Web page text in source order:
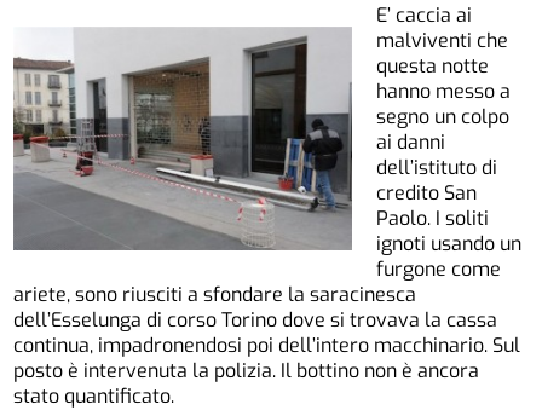
E’ caccia ai
malviventi che
questa notte
hanno messo a
segno un colpo
ai danni
dell’istituto di
credito San
Paolo. I soliti
ignoti usando un
furgone come
ariete, sono riusciti a sfondare la saracinesca
dell’Esselunga di corso Torino dove si trovava la cassa
continua, impadronendosi poi dell’intero macchinario. Sul
posto è intervenuta la polizia. Il bottino non è ancora
stato quantificato.